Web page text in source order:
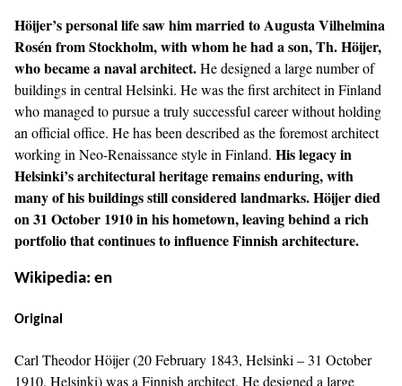
Höijer’s personal life saw him married to Augusta Vilhelmina
Rosén from Stockholm, with whom he had a son, Th. Höijer,
who became a naval architect.He designed a large number of
buildings in central Helsinki. He was the first architect in Finland
who managed to pursue a truly successful career without holding
an official office. He has been described as the foremost architect
working in Neo-Renaissance style in Finland. His legacy in
Helsinki’s architectural heritage remains enduring, with
many of his buildings still considered landmarks. Höijer died
on 31 October 1910 in his hometown, leaving behind a rich
portfolio that continues to influence Finnish architecture.
Wikipedia: en
Original
Carl Theodor Höijer (20 February 1843, Helsinki – 31 October
1910, Helsinki) was a Finnish architect. He designed a large